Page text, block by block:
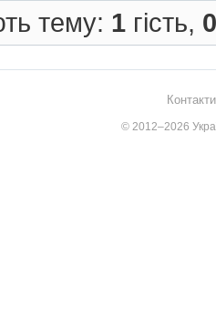
тему: 1 гість, 0
© 2012–2026